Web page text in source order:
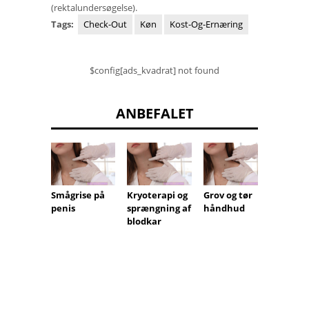
(rektalundersøgelse).
Tags:
Check-Out Køn Kost-Og-Ernæring
$config[ads_kvadrat] not found
ANBEFALET
Smågrise på
penis
Kryoterapi og
sprængning af
blodkar
Grov og tør
håndhud